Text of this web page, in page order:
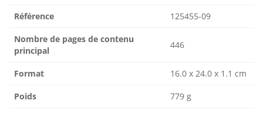
Référence 125455-09
Nombre de pages de contenu
principal
446
Format 16.0 x 24.0 x 1.1 cm
Poids 779 g